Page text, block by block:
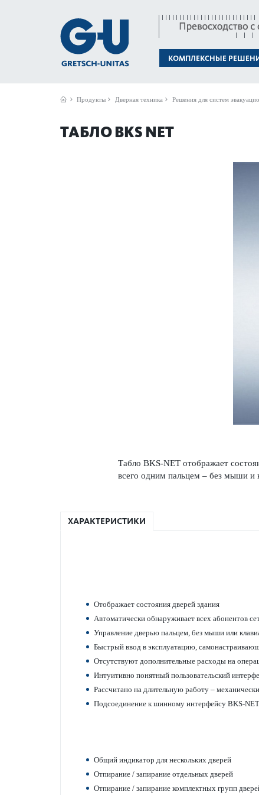
КОМПЛЕКСНЫЕ
Продукты Дверная техника Решения для систем
ТАБЛО BKS NET
Табло BKS-NET отображает
всего одним пальцем – без мыши и
ХАРАКТЕРИСТИКИ
Отображает сос­тояния дверей здания
Автом­ат­ически обнар­уживает всех абонентов
Управ­ление дверью пальцем, без мыши или
Быстрый ввод в эксплуат­ацию,
Отсутствуют дополнительные расходы на
Интуитивно понятный поль­зовательский
Рассчитано на длительную работу –
Подсоединение к шинному интерфейсу BKS-
Общий инди­к­атор для нес­кольких дверей
Отпирание / запирание отдельных дверей
Отпирание / запирание комплектных групп